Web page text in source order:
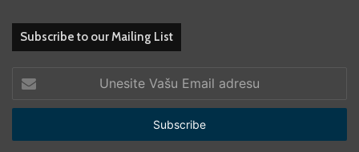
Subscribe to our Mailing List
Vašu
Email